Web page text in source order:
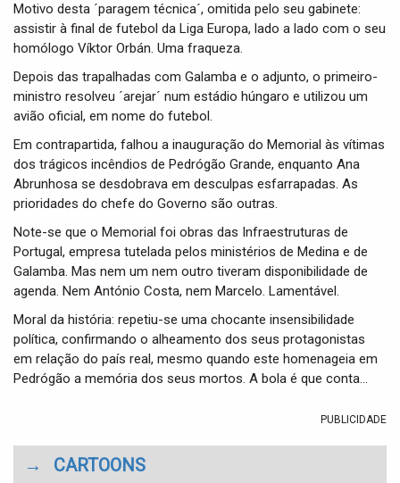
Motivo desta ´paragem técnica´, omitida pelo seu gabinete:
assistir à final de futebol da Liga Europa, lado a lado com o seu
homólogo Víktor Orbán. Uma fraqueza.
Depois das trapalhadas com Galamba e o adjunto, o primeiro-
ministro resolveu ´arejar´ num estádio húngaro e utilizou um
avião oficial, em nome do futebol.
Em contrapartida, falhou a inauguração do Memorial às vítimas
dos trágicos incêndios de Pedrógão Grande, enquanto Ana
Abrunhosa se desdobrava em desculpas esfarrapadas. As
prioridades do chefe do Governo são outras.
Note-se que o Memorial foi obras das Infraestruturas de
Portugal, empresa tutelada pelos ministérios de Medina e de
Galamba. Mas nem um nem outro tiveram disponibilidade de
agenda. Nem António Costa, nem Marcelo. Lamentável.
Moral da história: repetiu-se uma chocante insensibilidade
política, confirmando o alheamento dos seus protagonistas
em relação do país real, mesmo quando este homenageia em
Pedrógão a memória dos seus mortos. A bola é que conta…
PUBLICIDADE
→ CARTOONS